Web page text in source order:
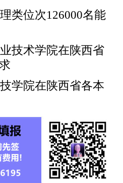
类位次126000名能
技术学院在陕西省
学院在陕西省各本